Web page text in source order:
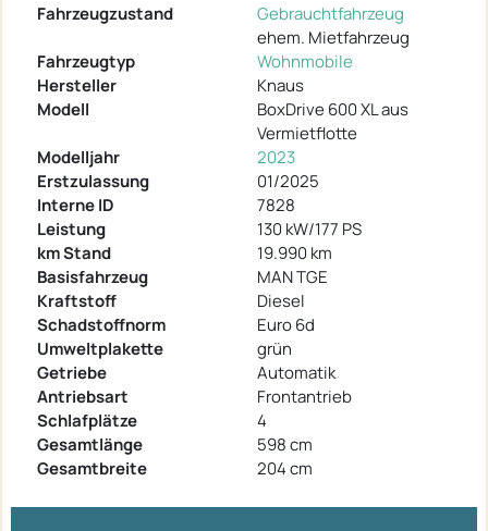
Fahrzeugzustand
Gebrauchtfahrzeug
ehem. Mietfahrzeug
Fahrzeugtyp
Wohnmobile
Hersteller
Knaus
Modell
BoxDrive 600 XL aus
Vermietflotte
Modelljahr
2023
Erstzulassung
01/2025
Interne ID
7828
Leistung
130 kW/177 PS
km Stand
19.990 km
Basisfahrzeug
MAN TGE
Kraftstoff
Diesel
Schadstoffnorm
Euro 6d
Umweltplakette
grün
Getriebe
Automatik
Antriebsart
Frontantrieb
Schlafplätze
4
Gesamtlänge
598 cm
Gesamtbreite
204 cm